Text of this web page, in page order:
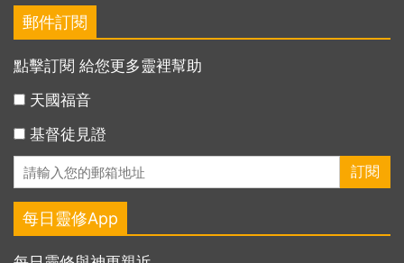
郵件訂閱
點擊訂閱 給您更多靈裡幫助
天國福音
基督徒見證
每日靈修App